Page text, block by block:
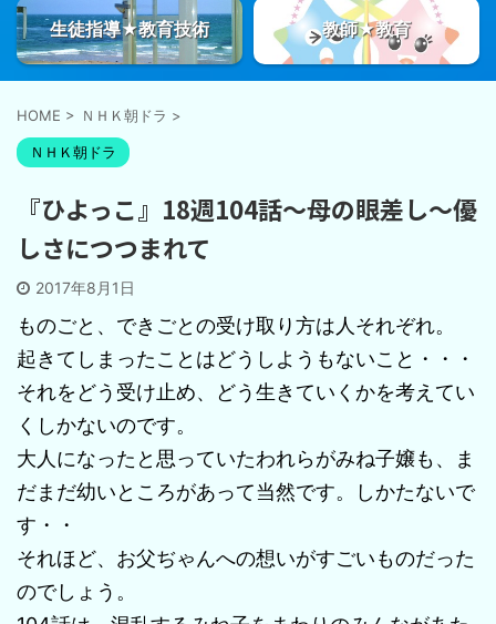
生徒指導★教育技術 教師★教育
HOME > ＮＨＫ朝ドラ >
ＮＨＫ朝ドラ
『ひよっこ』18週104話～母の眼差し～優
しさにつつまれて
2017年8月1日
ものごと、できごとの受け取り方は人それぞれ。
起きてしまったことはどうしようもないこと・・・
それをどう受け止め、どう生きていくかを考えてい
くしかないのです。
大人になったと思っていたわれらがみね子嬢も、ま
だまだ幼いところがあって当然です。しかたないで
す・・
それほど、お父ぢゃんへの想いがすごいものだった
のでしょう。